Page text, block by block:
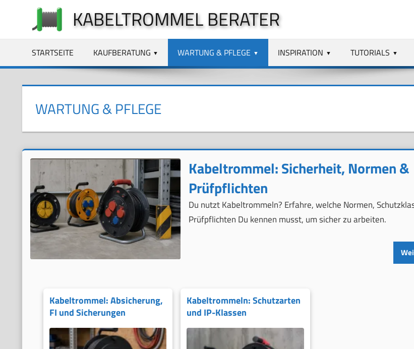
springen
KABELTROMMEL BERATER
STARTSEITE KAUFBERATUNG WARTUNG & PFLEGE INSPIRATION TUTORIALS
WARTUNG & PFLEGE
Kabeltrommel: Sicherheit, Normen &
Prüfpflichten
Du nutzt Kabeltrommeln? Erfahre, welche Normen,
Prüfpflichten Du kennen musst, um sicher zu arbeiten.
Kabeltrommel: Absicherung,
FI und Sicherungen
Kabeltrommeln: Schutzarten
und IP-Klassen